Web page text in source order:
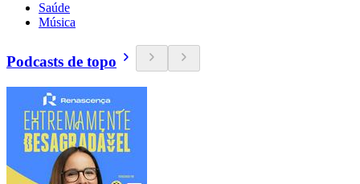
Saúde
Música
Podcasts de topo